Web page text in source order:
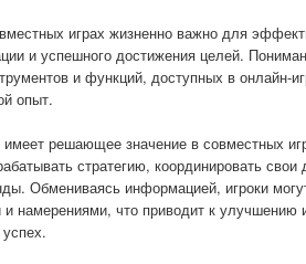
играх жизненно важно для
и успешного достижения целей.
и функций, доступных в онлайн-
опыт.
решающее значение в совместных
стратегию, координировать
Обмениваясь информацией, игроки
намерениями, что приводит к улучшению